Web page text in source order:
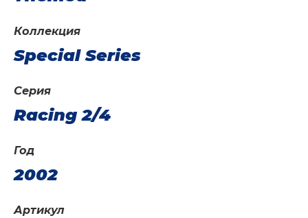
Год
2002
Коллекция
Special Series
Артикул
Серия
Racing 2/4